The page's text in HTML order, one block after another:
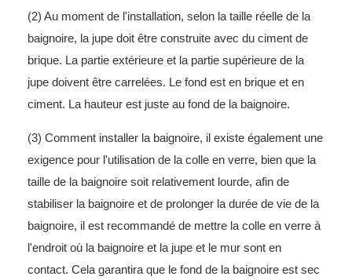
(2) Au moment de l'installation, selon la taille réelle de la
baignoire, la jupe doit être construite avec du ciment de
brique. La partie extérieure et la partie supérieure de la
jupe doivent être carrelées. Le fond est en brique et en
ciment. La hauteur est juste au fond de la baignoire.
(3) Comment installer la baignoire, il existe également une
exigence pour l'utilisation de la colle en verre, bien que la
taille de la baignoire soit relativement lourde, afin de
stabiliser la baignoire et de prolonger la durée de vie de la
baignoire, il est recommandé de mettre la colle en verre à
l'endroit où la baignoire et la jupe et le mur sont en
contact. Cela garantira que le fond de la baignoire est sec